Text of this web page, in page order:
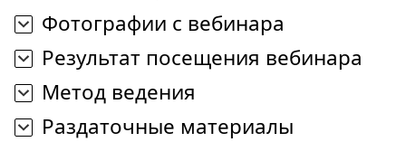
Фотографии с вебинара
Результат посещения вебинара
Метод ведения
Раздаточные материалы